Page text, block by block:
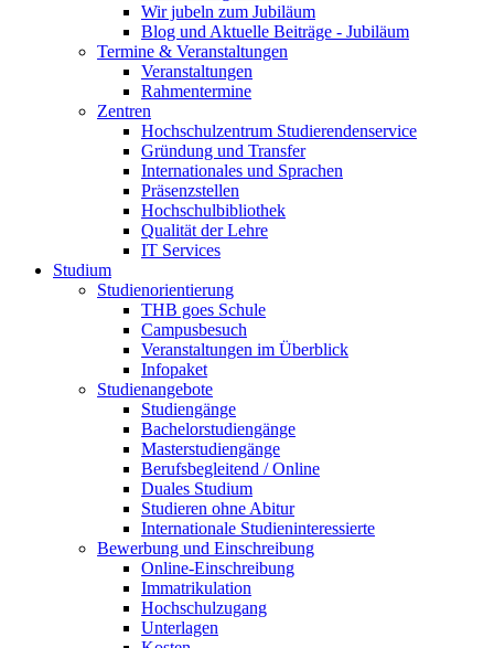
Wir jubeln zum Jubiläum
Blog und Aktuelle Beiträge - Jubiläum
Termine & Veranstaltungen
Veranstaltungen
Rahmentermine
Zentren
Hochschulzentrum Studierendenservice
Gründung und Transfer
Internationales und Sprachen
Präsenzstellen
Hochschulbibliothek
Qualität der Lehre
IT Services
Studium
Studienorientierung
THB goes Schule
Campusbesuch
Veranstaltungen im Überblick
Infopaket
Studienangebote
Studiengänge
Bachelorstudiengänge
Masterstudiengänge
Berufsbegleitend / Online
Duales Studium
Studieren ohne Abitur
Internationale Studieninteressierte
Bewerbung und Einschreibung
Online-Einschreibung
Immatrikulation
Hochschulzugang
Unterlagen